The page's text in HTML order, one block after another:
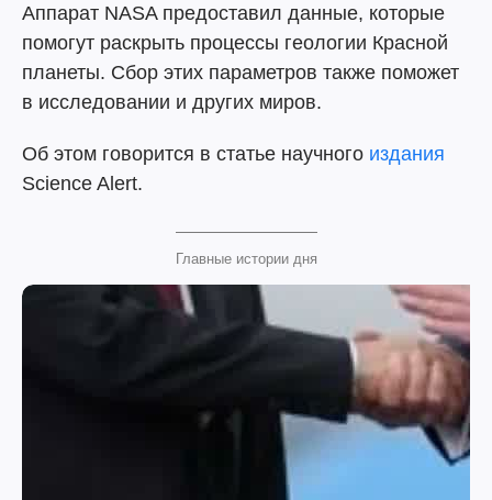
Аппарат NASA предоставил данные, которые
помогут раскрыть процессы геологии Красной
планеты. Сбор этих параметров также поможет
в исследовании и других миров.
Об этом говорится в статье научного издания
Science Alert.
Главные истории дня